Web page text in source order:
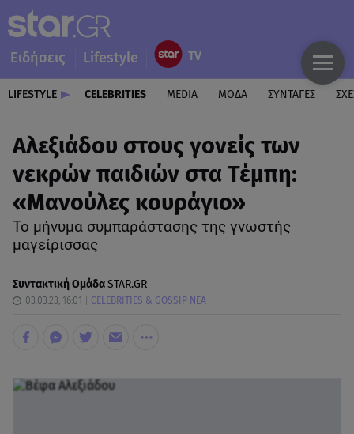
Ειδήσεις Lifestyle
LIFESTYLE CELEBRITIES MEDIA ΜΟΔΑ ΣΥΝΤΑΓΕΣ
Αλεξιάδου στους γονείς των
νεκρών παιδιών στα Τέμπη:
«Μανούλες κουράγιo»
Το μήνυμα συμπαράστασης της γνωστής
μαγείρισσας
Συντακτική ΟμάδαSTAR.GR
03.03.23, 16:01 CELEBRITIES & GOSSIP ΝΕΑ